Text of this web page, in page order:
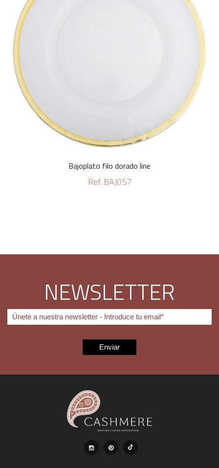
Bajoplato filo dorado line
Ref. BAJ057
NEWSLETTER